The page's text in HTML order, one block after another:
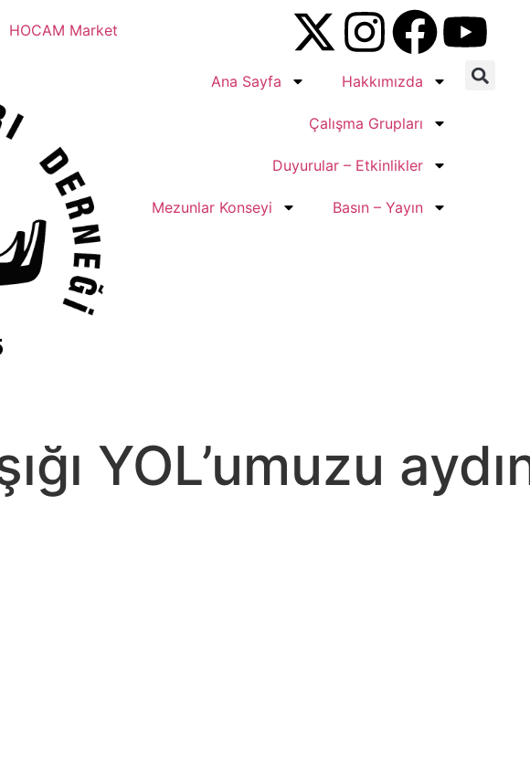
HOCAM Market
Ana Sayfa Hakkımızda
Çalışma Grupları
Duyurular – Etkinlikler
Mezunlar Konseyi Basın – Yayın
YOL’umuzu